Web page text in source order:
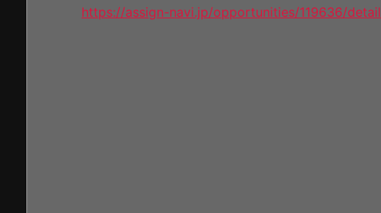
https://assign-navi.jp/opportunities/119636/detail